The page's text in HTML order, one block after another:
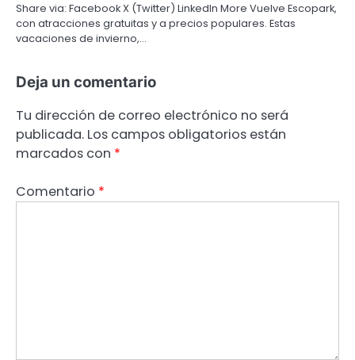
Share via: Facebook X (Twitter) LinkedIn More Vuelve Escopark,
con atracciones gratuitas y a precios populares. Estas
vacaciones de invierno,…
Deja un comentario
Tu dirección de correo electrónico no será
publicada. Los campos obligatorios están
marcados con *
Comentario *